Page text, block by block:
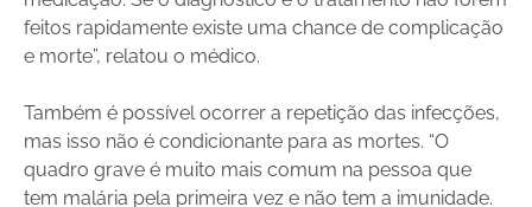
feitos rapidamente existe uma chance de complicação
e morte”, relatou o médico.
Também é possível ocorrer a repetição das infecções,
mas isso não é condicionante para as mortes. “O
quadro grave é muito mais comum na pessoa que
tem malária pela primeira vez e não tem a imunidade.